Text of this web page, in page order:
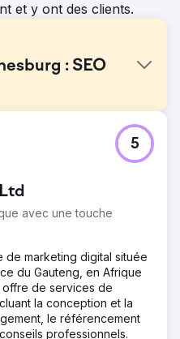
et y ont des clients.
: SEO
du site Web dans sa
quotidienne
des erreurs, par
problèmes de
redirection ou
ci. Ajouter des méta
nommer que quelques-
avec une touche
5
de marketing digital située
du Gauteng, en Afrique
offre de services de
la conception et la
le référencement
professionnels.